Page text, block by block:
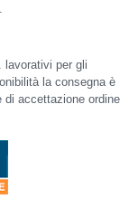
lavorativi per gli
la consegna è
accettazione ordine